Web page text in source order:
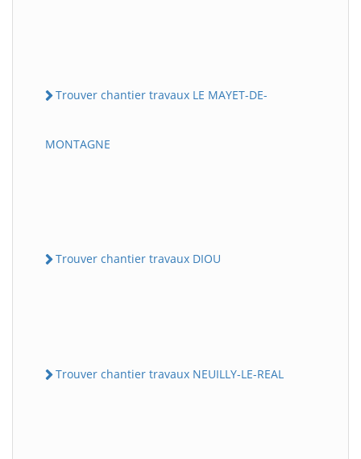
Trouver chantier travaux LE MAYET-DE-
MONTAGNE
Trouver chantier travaux DIOU
Trouver chantier travaux NEUILLY-LE-REAL